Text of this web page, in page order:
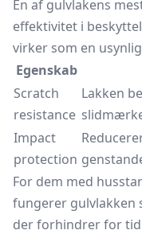
En af gulvlakens
effektivitet i
virker som en
Egenskab
Scratch
resistance
Lakken
Impact
protection
For dem med
fungerer gulvlakken
der forhindrer for